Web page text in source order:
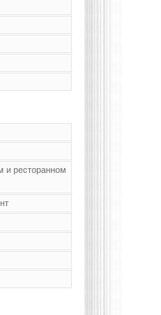
и ресторанном